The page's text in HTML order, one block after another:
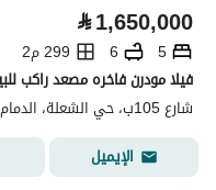
⃁1,650,000
5
6
299 م2
فيلا مودرن فاخره مصعد راكب
شارع 105ب، حي الشعلة، الدمام
الإيميل